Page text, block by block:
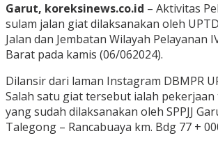
Garut, koreksinews.co.id – Aktivitas
sulam jalan giat dilaksanakan oleh
Jalan dan Jembatan Wilayah Pelayanan
Barat pada kamis (06/062024).
Dilansir dari laman Instagram DBMPR
Salah satu giat tersebut ialah pekerjaan
yang sudah dilaksanakan oleh SPPJJ
Talegong – Rancabuaya km. Bdg 77 +